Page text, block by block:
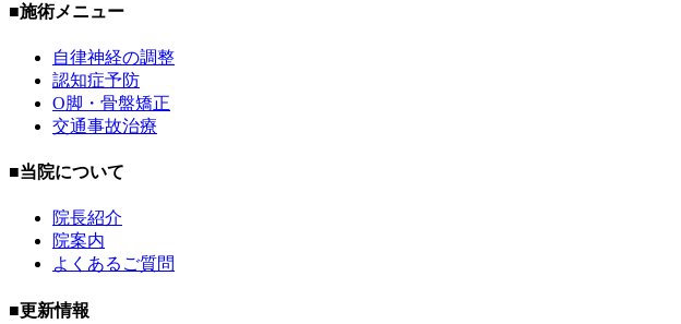
■施術メニュー
自律神経の調整
認知症予防
O脚・骨盤矯正
交通事故治療
■当院について
院長紹介
院案内
よくあるご質問
■更新情報